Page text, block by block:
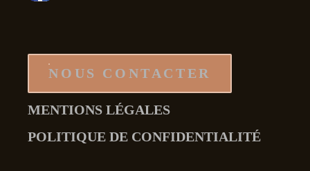
NOUS CONTACTER
MENTIONS LÉGALES
POLITIQUE DE CONFIDENTIALITÉ